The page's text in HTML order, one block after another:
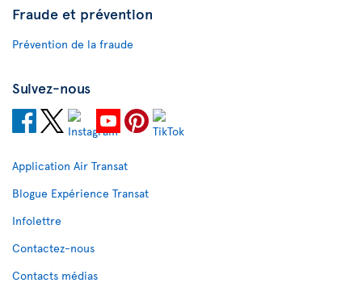
Fraude et prévention
Prévention de la fraude
Suivez-nous
Application Air Transat
Blogue Expérience Transat
Infolettre
Contactez-nous
Contacts médias